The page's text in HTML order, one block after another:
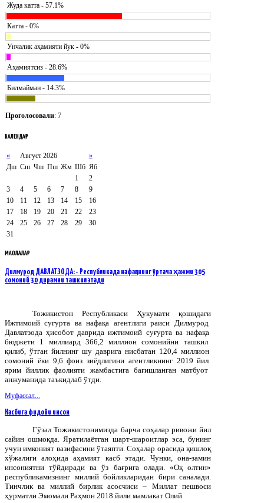
Жуда катта - 57.1%
Катта - 0%
Унчалик аҳамияти йук - 0%
Аҳамиятсиз - 28.6%
Билмайман - 14.3%
Проголосовали: 7
КАЛЕНДАР
« Август 2026
»
Дш Сш Чш Пш Жм Шб Яб
1
2
3
4 5 6 7 8
9
10
11 12 13 14 15
16
17
18 19 20 21 22
23
24
25 26 27 28 29
30
31
МАҚОЛАЛАР
Дилмурод ДАВЛАТЗОДА: - Республикада нафақанинг ўртача ҳажми 305
сомоний 30 дирамни ташкил этади
Тожикистон Республикаси Ҳукумати
қошидаги
Ижтимоий суғурта ва нафақа агентлиги раиси Дилмурод
Давлатзода ҳисобот даврида ижтимоий суғурта ва нафақа
бюджети 1 миллиард 366,2миллион сомонийни ташкил
қилиб
ўтган йилнинг шу даврига нисбатан 120,4 миллион
сомоний ёки9,6фоиз зиёдлигини агентликнинг2019йил
ярим йиллик фаолияти жамбастига бағишланган матбуот
анжуманида таъкидлаб ўтди
Муфассал...
Касбига фидойи инсон
Гўзал Тожикистонимизда барча соҳалар ривожи йил
сайин ошмоқда. Яратилаётган шарт-шароитлар эса, бунинг
учун имконият вазифасини ўтаяпти. Соҳалар орасида қишлоқ
хўжалиги алоҳида аҳамият касб этади. Чунки, она-замин
инсониятни тўйдиради ва ўз бағрига олади. «Оқ олтин»
республикамизнинг миллий бойликларидан бири саналади.
Тинчлик ва миллий бирлик асосчиси – Миллат пешвоси
ҳурматли Эмомали Раҳмон 2018 йили мамлакат Олий